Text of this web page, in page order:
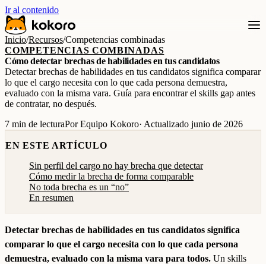
Ir al contenido
Inicio/Recursos/Competencias combinadas
COMPETENCIAS COMBINADAS
Cómo detectar brechas de habilidades en tus candidatos
Detectar brechas de habilidades en tus candidatos significa comparar
lo que el cargo necesita con lo que cada persona demuestra,
evaluado con la misma vara. Guía para encontrar el skills gap antes
de contratar, no después.
7 min de lecturaPor Equipo Kokoro· Actualizado junio de 2026
EN ESTE ARTÍCULO
Sin perfil del cargo no hay brecha que detectar
Cómo medir la brecha de forma comparable
No toda brecha es un “no”
En resumen
Detectar brechas de habilidades en tus candidatos significa
comparar lo que el cargo necesita con lo que cada persona
demuestra, evaluado con la misma vara para todos. Un skills